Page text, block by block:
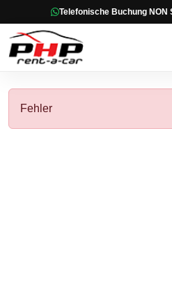
Telefonische Buchung NON
Fehler